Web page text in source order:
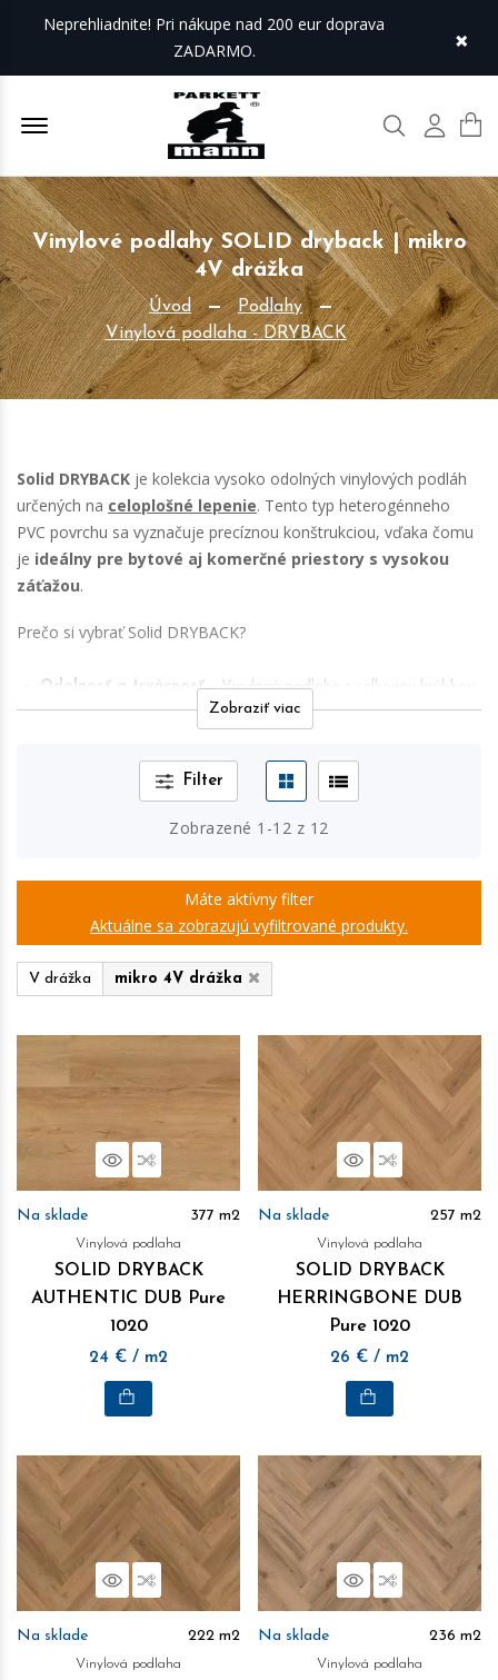
Neprehliadnite! Pri nákupe nad 200 eur doprava
ZADARMO.
×
Offcanvas Menu Open Hľadať Môj
Vinylové podlahy SOLID dryback | mikro
4V drážka
Úvod
Podlahy
Vinylová podlaha - DRYBACK
Solid DRYBACK je kolekcia vysoko odolných vinylových podláh
určených na celoplošné lepenie. Tento typ heterogénneho
PVC povrchu sa vyznačuje precíznou konštrukciou, vďaka čomu
je ideálny pre bytové aj komerčné priestory s vysokou
záťažou.
Prečo si vybrať Solid DRYBACK?
Odolnosť a trvácnosť– Vinylová podlaha s celkovou hrúbkou
2,5 mm a nášľapnou vrstvou 0,55 mm patrí do záťažových tried
domácnostiach aj v komerčných priestoroch,
stabilita a pevnosť– Vďaka minimálnej rozmerovej zmeny pri
pohodlie a bezpečnosť– Povrch je príjemný na dotyk, tlmí
kročajový hluk (vďakaceloplošnému nalepeniu) a ponúka
protišmykové vlastnosti R9,
100% vode odolnosť– Ideálne riešenie pre priestory s vyššou
vlhkosťou, ako sú kúpeľne a kuchyne,
kompatibilita s podlahovým kúrením
– Nízky tepelný
odpor(≤ 0,014 m²K/W) umožňuje efektívne využitie
podlahového vykurovania až do teploty 29 °C,
ekologická a bezpečná voľba
– Podlaha je bez obsahu
ftalátov, netoxická a spĺňa prísne normy certifikácie A+.
Zobraziť viac
Filter
Zobrazené 1 -12 z 12
Máte aktívny filter
Aktuálne sa zobrazujú vyfiltrované produkty.
V drážka mikro 4V drážka
NáhľadPorovnať
Na sklade 377 m2
Vinylová podlaha
SOLID DRYBACK
AUTHENTIC DUB Pure
1020
24 € / m2
NáhľadPorovnať
Na sklade 257 m2
Vinylová podlaha
SOLID DRYBACK
HERRINGBONE DUB
Pure 1020
26 € / m2
NáhľadPorovnať
Na sklade 222 m2
Vinylová podlaha
NáhľadPorovnať
Na sklade 236 m2
Vinylová podlaha